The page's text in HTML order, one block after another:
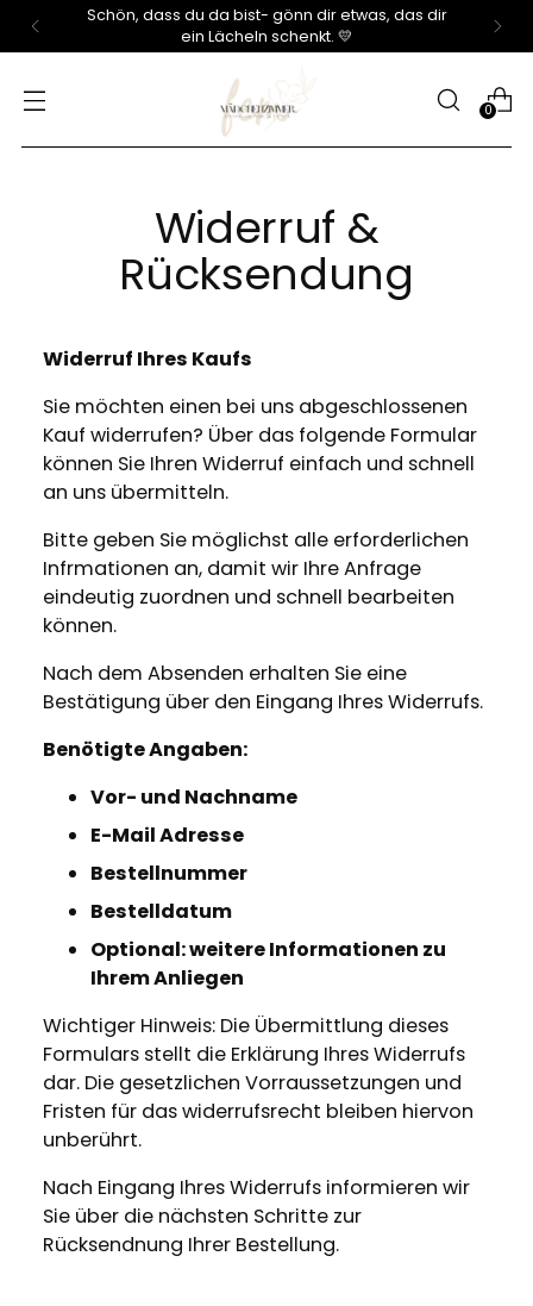
Mädchenzimmer – Möbel, Wohnaccessoires &
Dekoration für stilvolles Wohnen
0
Widerruf &
Rücksendung
Widerruf Ihres Kaufs
Sie möchten einen bei uns abgeschlossenen
Kauf widerrufen? Über das folgende Formular
können Sie Ihren Widerruf einfach und schnell
an uns übermitteln.
Bitte geben Sie möglichst alle erforderlichen
Infrmationen an, damit wir Ihre Anfrage
eindeutig zuordnen und schnell bearbeiten
können.
Nach dem Absenden erhalten Sie eine
Bestätigung über den Eingang Ihres Widerrufs.
Benötigte Angaben:
Vor- und Nachname
E-Mail Adresse
Bestellnummer
Bestelldatum
Optional: weitere Informationen zu
Ihrem Anliegen
Wichtiger Hinweis: Die Übermittlung dieses
Formulars stellt die Erklärung Ihres Widerrufs
dar. Die gesetzlichen Vorraussetzungen und
Fristen für das widerrufsrecht bleiben hiervon
unberührt.
Nach Eingang Ihres Widerrufs informieren wir
Sie über die nächsten Schritte zur
Rücksendnung Ihrer Bestellung.